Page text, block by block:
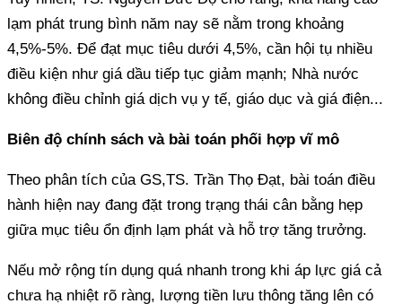
lạm phát trung bình năm nay sẽ nằm trong khoảng
4,5%-5%. Để đạt mục tiêu dưới 4,5%, cần hội tụ nhiều
điều kiện như giá dầu tiếp tục giảm mạnh; Nhà nước
không điều chỉnh giá dịch vụ y tế, giáo dục và giá điện...
Biên độ chính sách và bài toán phối hợp vĩ mô
Theo phân tích của GS,TS. Trần Thọ Đạt, bài toán điều
hành hiện nay đang đặt trong trạng thái cân bằng hẹp
giữa mục tiêu ổn định lạm phát và hỗ trợ tăng trưởng.
Nếu mở rộng tín dụng quá nhanh trong khi áp lực giá cả
chưa hạ nhiệt rõ ràng, lượng tiền lưu thông tăng lên có